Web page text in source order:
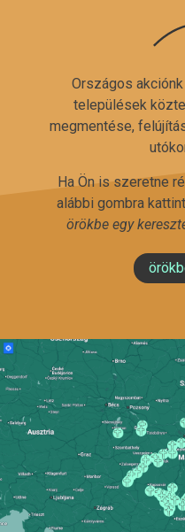
Országos
települések
megmentése,
Ha Ön is szeretne
alábbi gombra
örökbe egy